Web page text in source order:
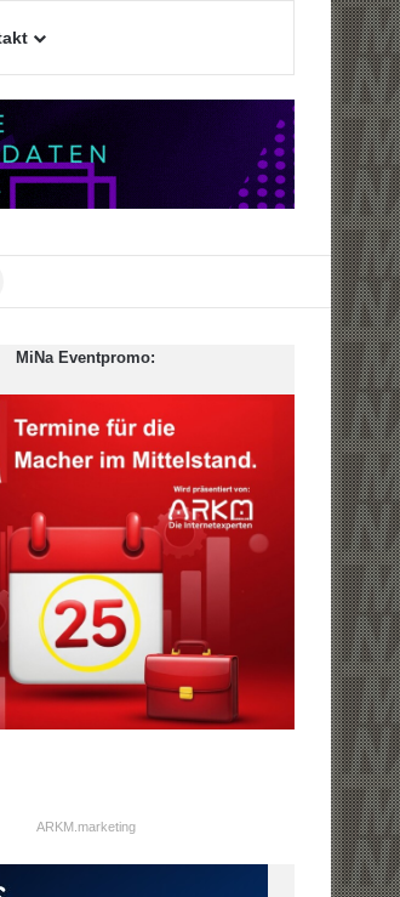
MiNa Eventpromo:
ARKM.marketing